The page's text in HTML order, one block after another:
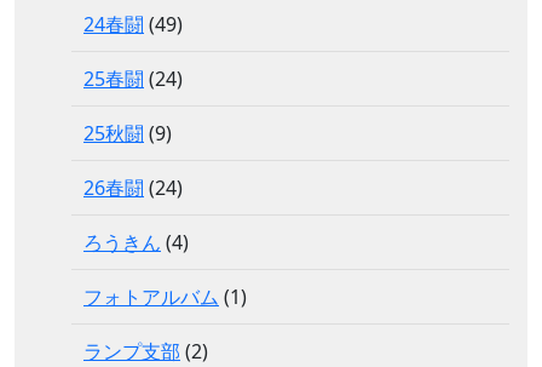
24春闘 (49)
25春闘 (24)
25秋闘 (9)
26春闘 (24)
ろうきん (4)
フォトアルバム (1)
ランプ支部 (2)